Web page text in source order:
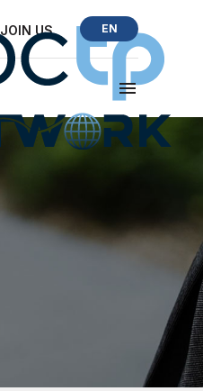
JOIN US EN